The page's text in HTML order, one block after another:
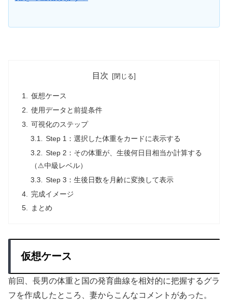
目次
仮想ケース
使用データと前提条件
可視化のステップ
Step 1：選択した体重をカードに表示する
Step 2：その体重が、生後何日目相当か計算する
（⚠中級レベル）
Step 3：生後日数を月齢に変換して表示
完成イメージ
まとめ
仮想ケース
前回、長男の体重と国の発育曲線を相対的に把握するグラ
フを作成したところ、妻からこんなコメントがあった。